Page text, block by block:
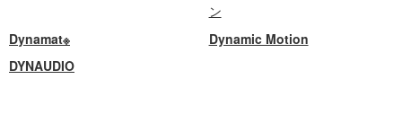
ン
Dynamat※
Dynamic Motion
DYNAUDIO